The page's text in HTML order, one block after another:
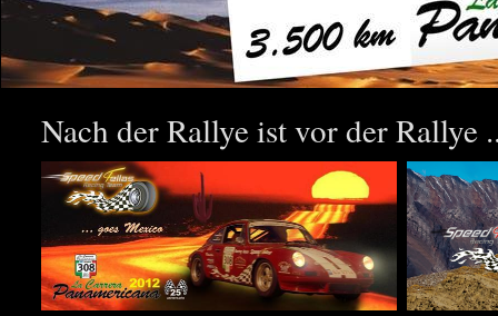
Nach der Rallye ist vor der Rallye